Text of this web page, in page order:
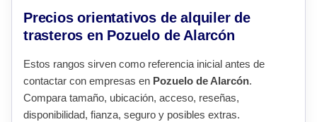
Precios orientativos de alquiler de
trasteros en Pozuelo de Alarcón
Estos rangos sirven como referencia inicial antes de
contactar con empresas en Pozuelo de Alarcón.
Compara tamaño, ubicación, acceso, reseñas,
disponibilidad, fianza, seguro y posibles extras.